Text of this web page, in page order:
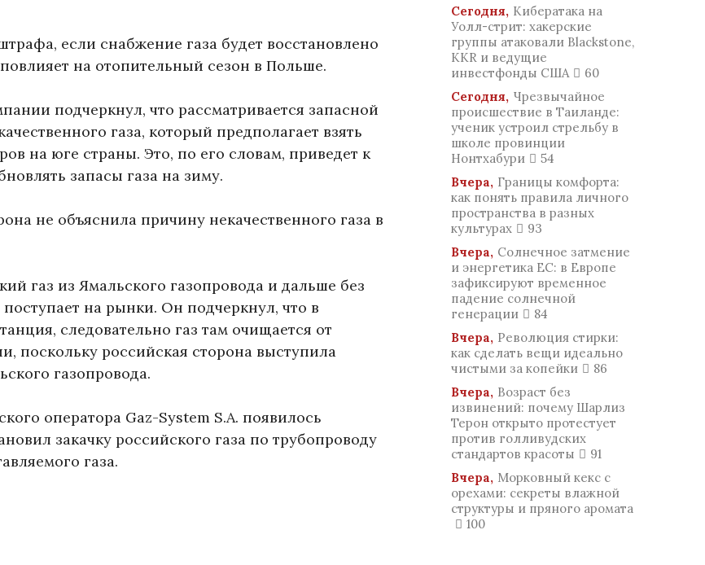
если снабжение газа будет восстановлено
на отопительный сезон в Польше.
подчеркнул, что рассматривается запасной
газа, который предполагает взять
на юге страны. Это, по его словам, приведет к
запасы газа на зиму.
не объяснила причину некачественного газа в
газ из Ямальского газопровода и дальше без
на рынки. Он подчеркнул, что в
следовательно газ там очищается от
поскольку российская сторона выступила
газопровода.
оператора Gaz-System S.A. появилось
закачку российского газа по трубопроводу
газа.
Сегодня, Кибератака на
Уолл-стрит: хакерские
группы атаковали Blackstone,
KKR и ведущие
инвестфонды США
60
Сегодня, Чрезвычайное
происшествие в Таиланде:
ученик устроил стрельбу в
школе провинции
Нонтхабури
54
Вчера, Границы комфорта:
как понять правила личного
пространства в разных
культурах
93
Вчера, Солнечное затмение
и энергетика ЕС: в Европе
зафиксируют временное
падение солнечной
генерации
84
Вчера, Революция стирки:
как сделать вещи идеально
чистыми за копейки
86
Вчера, Возраст без
извинений: почему Шарлиз
Терон открыто протестует
против голливудских
стандартов красоты
91
Вчера, Морковный кекс с
орехами: секреты влажной
структуры и пряного аромата
100